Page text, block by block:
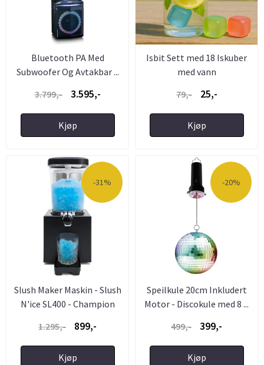
Bluetooth PA Med
Subwoofer Og Avtakbar ...
3.799,-
3.595,-
Kjøp
Isbit Sett med 18 Iskuber
med vann
79,-
25,-
Kjøp
-31%
Slush Maker Maskin - Slush
N'ice SL400 - Champion
1.295,-
899,-
Kjøp
-20%
Speilkule 20cm Inkludert
Motor - Discokule med 8 ...
499,-
399,-
Kjøp